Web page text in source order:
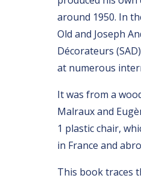
around 1950. In
Old and Joseph
Décorateurs
at numerous
It was from a
Malraux and
1 plastic chair,
in France and
This book traces